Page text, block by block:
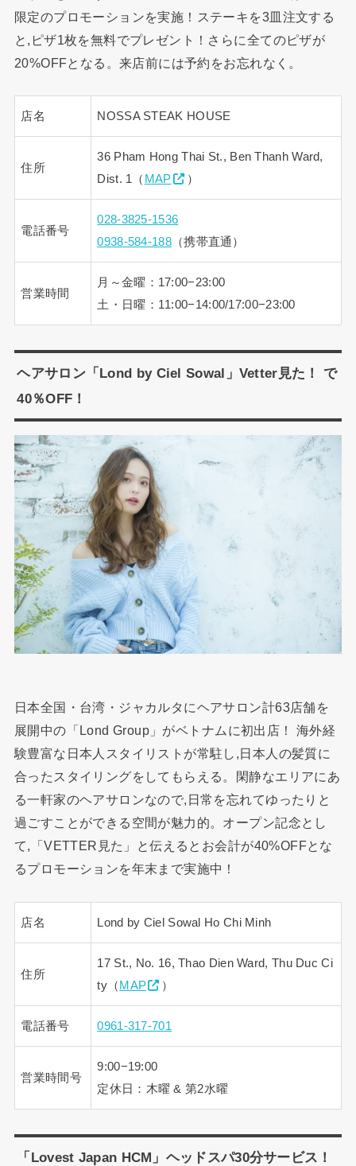
限定のプロモーションを実施！ステーキを3皿注文する
と,ピザ1枚を無料でプレゼント！さらに全てのピザが
20%OFFとなる。来店前には予約をお忘れなく。
店名 NOSSA STEAK HOUSE
住所
36 Pham Hong Thai St., Ben Thanh Ward,
Dist. 1（ MAP ）
電話番号
028-3825-1536
0938-584-188（携帯直通）
営業時間
月～金曜：17:00−23:00
土・日曜：11:00−14:00/17:00−23:00
ヘアサロン「Lond by Ciel Sowal」Vetter見た！ で
40％OFF！
日本全国・台湾・ジャカルタにヘアサロン計63店舗を
展開中の「Lond Group」がベトナムに初出店！ 海外経
験豊富な日本人スタイリストが常駐し,日本人の髪質に
合ったスタイリングをしてもらえる。閑静なエリアにあ
る一軒家のヘアサロンなので,日常を忘れてゆったりと
過ごすことができる空間が魅力的。オープン記念とし
て,「VETTER見た」と伝えるとお会計が40%OFFとな
るプロモーションを年末まで実施中！
店名 Lond by Ciel Sowal Ho Chi Minh
住所
17 St., No. 16, Thao Dien Ward, Thu Duc Ci
ty（ MAP ）
電話番号 0961-317-701
営業時間号
9:00−19:00
定休日：木曜 & 第2水曜
「Lovest Japan HCM」ヘッドスパ30分サービス！